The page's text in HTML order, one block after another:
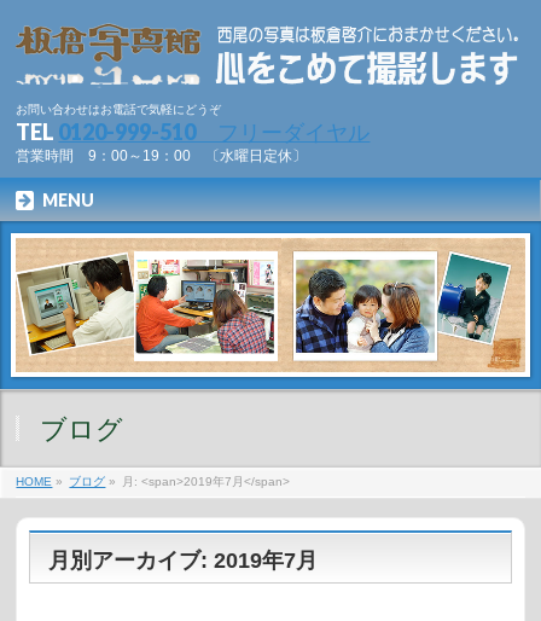
お問い合わせはお電話で気軽にどうぞ
TEL 0120-999-510 フリーダイヤル
営業時間 9：00～19：00 〔水曜日定休〕
MENU
ブログ
HOME » ブログ » 月: <span>2019年7月</span>
月別アーカイブ: 2019年7月